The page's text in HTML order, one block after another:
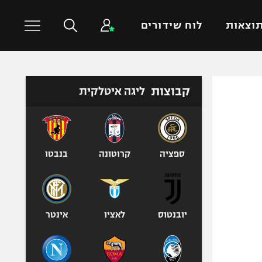
תוצאות לוח שידורים
כדורסל עולמי ענפים נוספים
כדוריד
כדורעף
ג'ודו
ספורט אולימפי
היאבקות WWE
קבוצות ליגה איטלקית
ספציה קרוטונה בנבטו
יובנטוס לאציו אינטר